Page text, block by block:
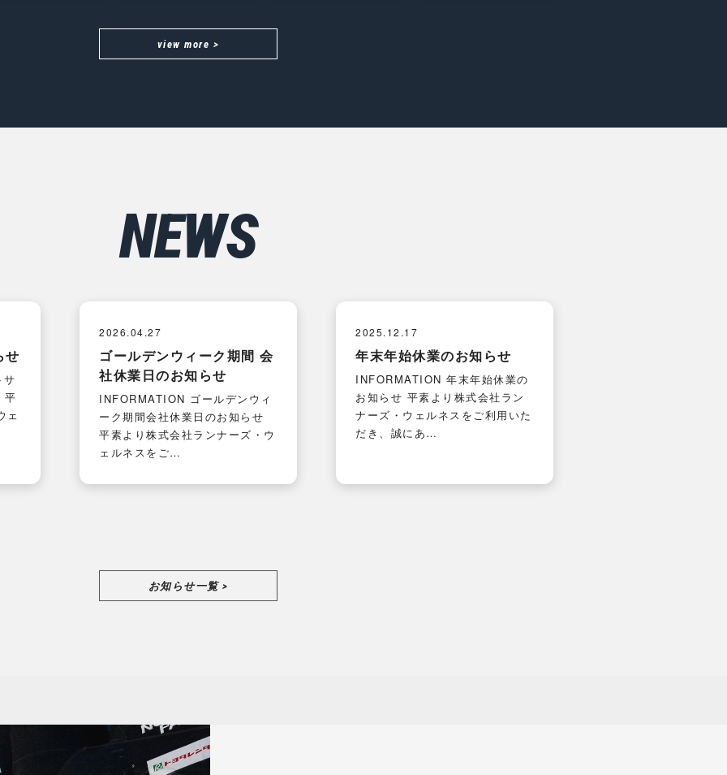
view more >
NEWS
せ
平
ェ
2026.04.27
ゴールデンウィーク期間 会
社休業日のお知らせ
INFORMATION ゴールデンウィ
ーク期間会社休業日のお知らせ
平素より株式会社ランナーズ・ウ
ェルネスをご…
2025.12.17
年末年始休業のお知らせ
INFORMATION 年末年始休業の
お知らせ 平素より株式会社ラン
ナーズ・ウェルネスをご利用いた
だき、誠にあ…
お知らせ一覧 >